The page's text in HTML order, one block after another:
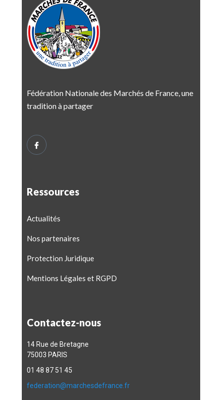
Fédération Nationale des Marchés de France, une
tradition à partager
Ressources
Actualités
Nos partenaires
Protection Juridique
Mentions Légales et RGPD
Contactez-nous
14 Rue de Bretagne
75003 PARIS
01 48 87 51 45
federation@marchesdefrance.fr